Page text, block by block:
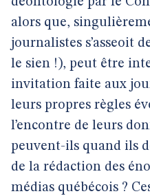
alors que,
journalistes s’asseoit
le sien !), peut être
invitation faite aux
leurs propres règles
l’encontre de leurs
peuvent-ils quand ils
de la rédaction des
médias québécois ?